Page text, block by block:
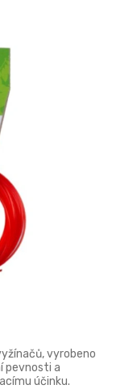
vyrobeno
pevnosti a
účinku.